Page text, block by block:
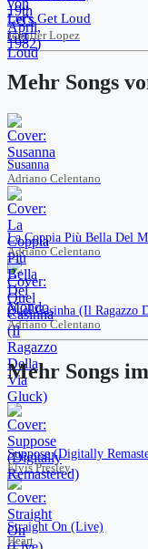
Let's Get Loud
Jennifer Lopez
Mehr Songs
Susanna
Adriano Celentano
La Coppia Più Bella Del
Adriano Celentano
Quel Casinha (Il Ragazzo
Adriano Celentano
Mehr Songs
Suppose (Digitally
Elvis Presley
Straight On (Live)
Heart